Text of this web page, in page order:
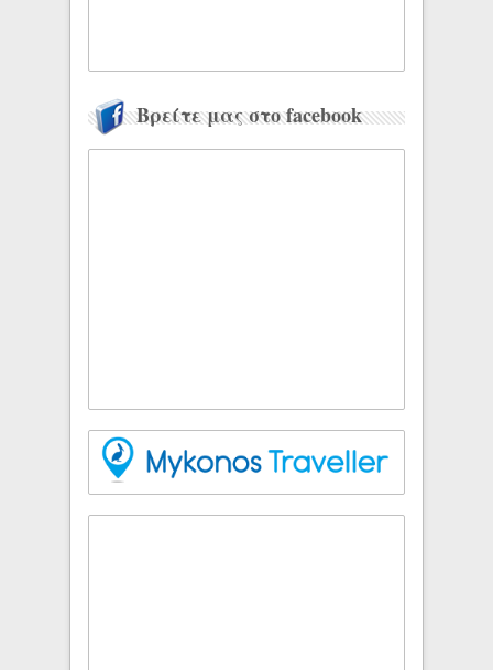
Βρείτε μας στο facebook